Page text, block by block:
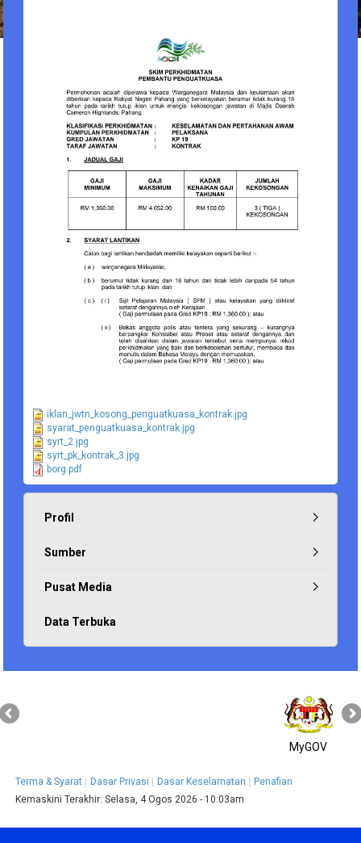
iklan_jwtn_kosong_penguatkuasa_kontrak.jpg
syarat_penguatkuasa_kontrak.jpg
syrt_2.jpg
syrt_pk_kontrak_3.jpg
borg.pdf
Profil
Sumber
Pusat Media
Data Terbuka
MyGOV
Terma & Syarat Dasar Privasi Dasar Keselamatan
Penafian
Kemaskini Terakhir:Selasa, 4 Ogos 2026 - 10:03am